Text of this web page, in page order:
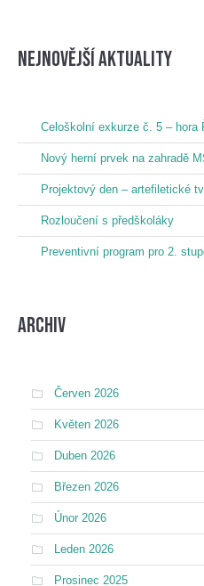
nejnovější aktuality
Celoškolní exkurze č. 5 – hora
Nový herní prvek na zahradě
Projektový den – artefiletické
Rozloučení s předškoláky
Preventivní program pro 2.
Archiv
Červen 2026
Květen 2026
Duben 2026
Březen 2026
Únor 2026
Leden 2026
Prosinec 2025